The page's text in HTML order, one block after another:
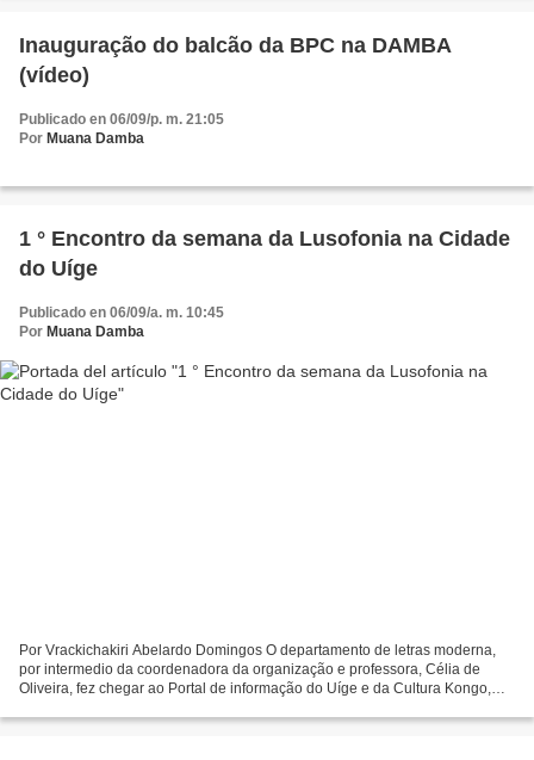
Inauguração do balcão da BPC na DAMBA
(vídeo)
Publicado en 06/09/p. m. 21:05
Por Muana Damba
1 ° Encontro da semana da Lusofonia na Cidade
do Uíge
Publicado en 06/09/a. m. 10:45
Por Muana Damba
Por Vrackichakiri Abelardo Domingos O departamento de letras moderna,
por intermedio da coordenadora da organização e professora, Célia de
Oliveira, fez chegar ao Portal de informação do Uíge e da Cultura Kongo,